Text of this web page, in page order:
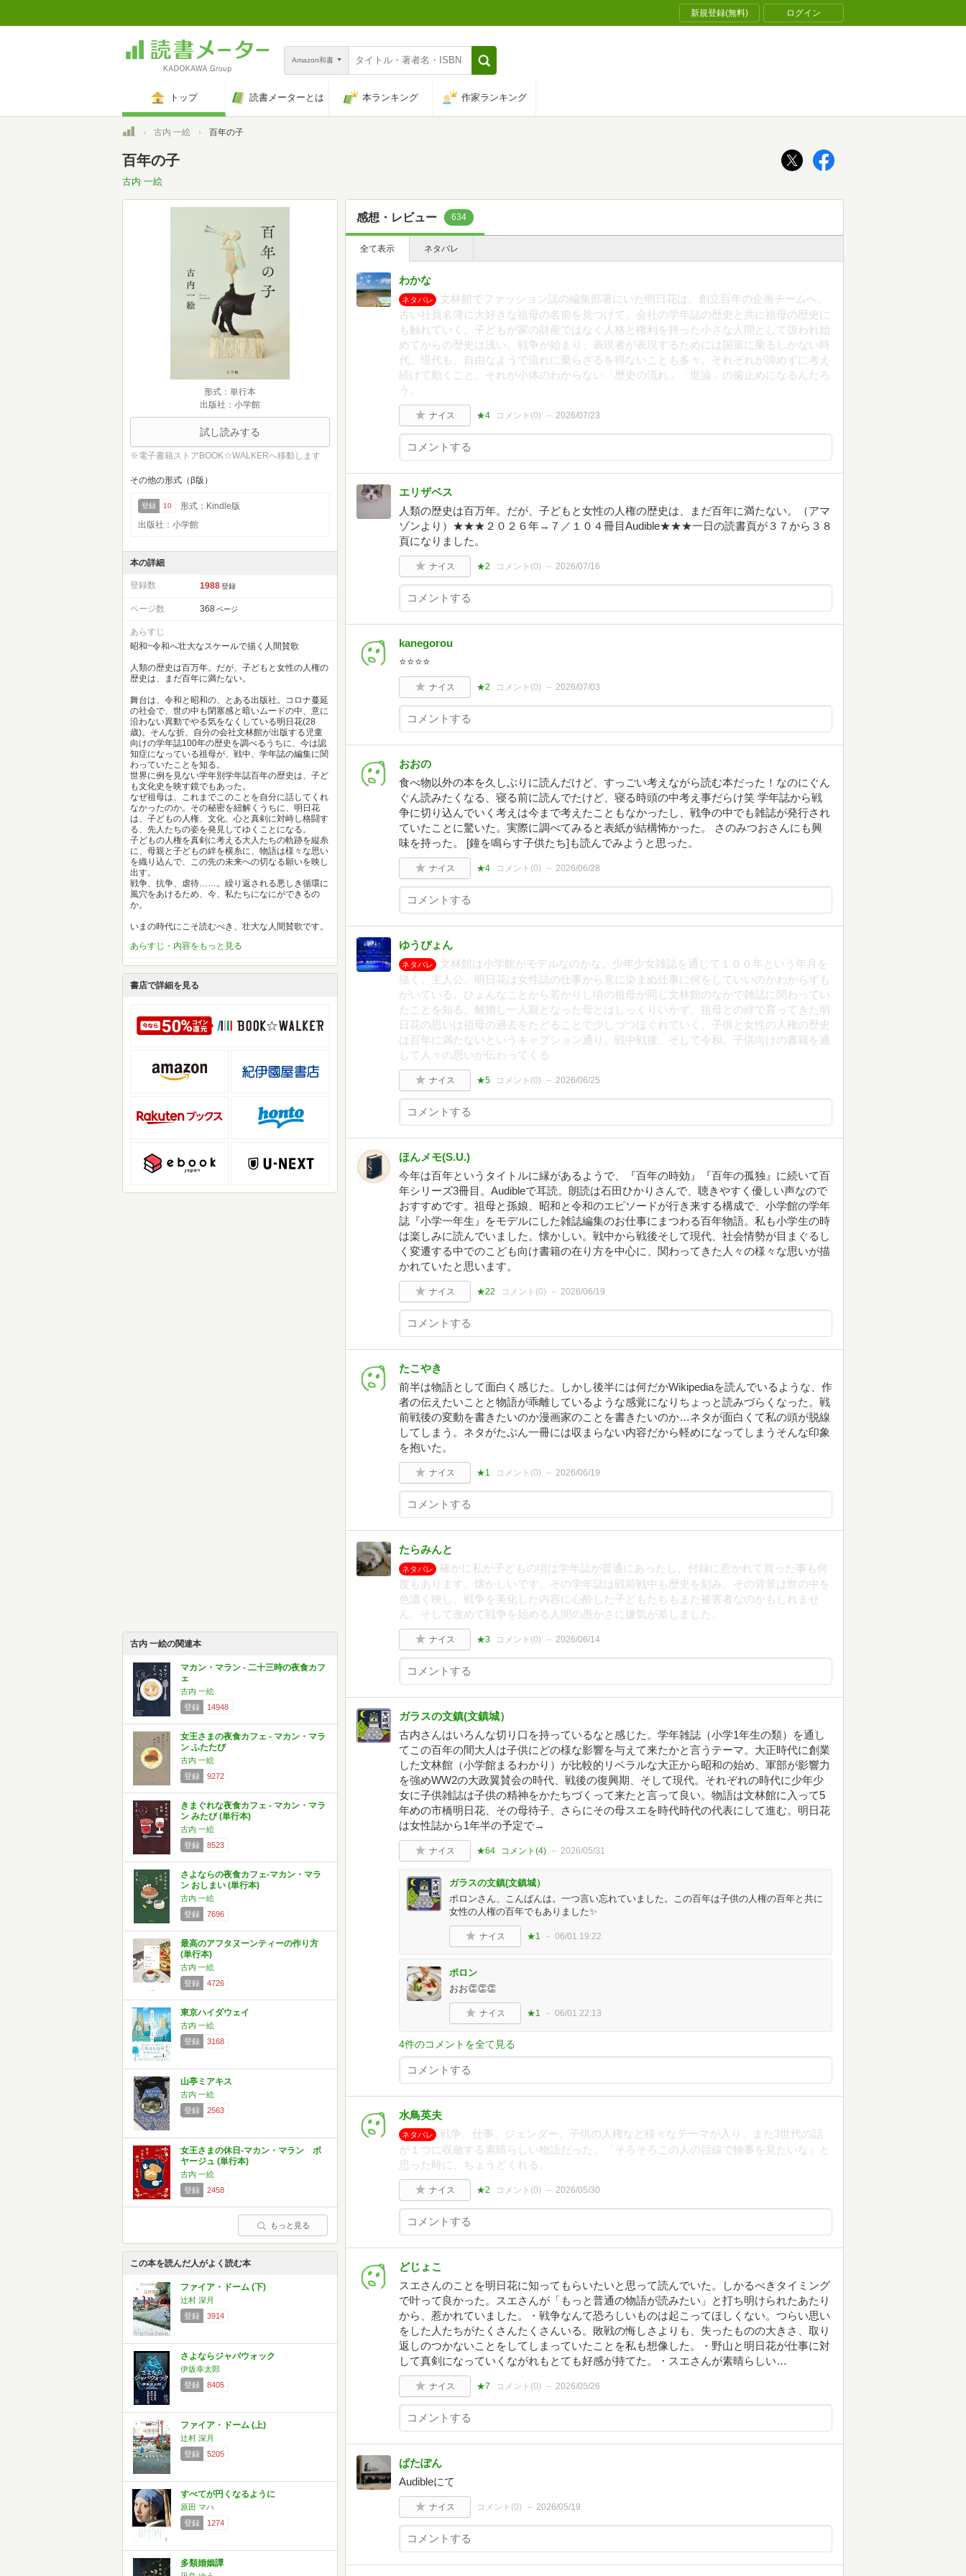
新規登録(無料) ログイン
Amazon和書
トップ 読書メーターとは 本ランキング 作家ランキング
トップ古内 一絵 百年の子
百年の子
古内 一絵
形式：単行本
出版社：小学館
試し読みする
※電子書籍ストアBOOK☆WALKERへ移動します
その他の形式（β版）
登録 10
形式：Kindle版
出版社：小学館
本の詳細
登録数 1988 登録
ページ数 368 ページ
あらすじ
昭和~令和へ壮大なスケールで描く人間賛歌
人類の歴史は百万年。だが、子どもと女性の人権の
歴史は、まだ百年に満たない。
舞台は、令和と昭和の、とある出版社。コロナ蔓延
の社会で、世の中も閉塞感と暗いムードの中、意に
沿わない異動でやる気をなくしている明日花(28
歳)。そんな折、自分の会社文林館が出版する児童
向けの学年誌100年の歴史を調べるうちに、今は認
知症になっている祖母が、戦中、学年誌の編集に関
わっていたことを知る。
世界に例を見ない学年別学年誌百年の歴史は、子ど
も文化史を映す鏡でもあった。
なぜ祖母は、これまでこのことを自分に話してくれ
なかったのか。その秘密を紐解くうちに、明日花
は、子どもの人権、文化、心と真剣に対峙し格闘す
る、先人たちの姿を発見してゆくことになる。
子どもの人権を真剣に考える大人たちの軌跡を縦糸
に、母親と子どもの絆を横糸に、物語は様々な思い
を織り込んで、この先の未来への切なる願いを映し
出す。
戦争、抗争、虐待……。繰り返される悪しき循環に
風穴をあけるため、今、私たちになにができるの
か。
いまの時代にこそ読むべき、壮大な人間賛歌です。
あらすじ・内容をもっと見る
書店で詳細を見る
古内 一絵の関連本
マカン・マラン - 二十三時の夜食カフ
ェ
古内 一絵
登録
14948
女王さまの夜食カフェ - マカン・マラ
ン ふたたび
古内 一絵
登録
9272
きまぐれな夜食カフェ - マカン・マラ
ン みたび (単行本)
古内 一絵
登録
8523
さよならの夜食カフェ-マカン・マラ
ン おしまい (単行本)
古内 一絵
登録
7696
最高のアフタヌーンティーの作り方
(単行本)
古内 一絵
登録
4726
東京ハイダウェイ
古内 一絵
登録
3168
山亭ミアキス
古内 一絵
登録
2563
女王さまの休日-マカン・マラン ボ
ヤージュ (単行本)
古内 一絵
登録
2458
もっと見る
この本を読んだ人がよく読む本
ファイア・ドーム (下)
辻村 深月
登録
3914
さよならジャバウォック
伊坂幸太郎
登録
8405
ファイア・ドーム (上)
辻村 深月
登録
5205
すべてが円くなるように
原田 マハ
登録
1274
多類婚姻譚
感想・レビュー 634
全て表示 ネタバレ
わかな
ネタバレ
文林館でファッション誌の編集部署にいた明日花は、創立百年の企画チームへ。
古い社員名簿に大好きな祖母の名前を見つけて、会社の学年誌の歴史と共に祖母の歴史に
も触れていく。子どもが家の財産ではなく人格と権利を持った小さな人間として扱われ始
めてからの歴史は浅い。戦争が始まり、表現者が表現するためには国策に乗るしかない時
代。現代も、自由なようで流れに乗らざるを得ないことも多々。それぞれが諦めずに考え
続けて動くこと、それが小体のわからない「歴史の流れ」「世論」の歯止めになるんだろ
う。
ナイス ★4 コメント(0) 2026/07/23
エリザベス
人類の歴史は百万年。だが、子どもと女性の人権の歴史は、まだ百年に満たない。（アマ
ゾンより）★★★２０２６年→７／１０４冊目Audible★★★一日の読書頁が３７から３８
頁になりました。
ナイス ★2 コメント(0) 2026/07/16
kanegorou
⭐️⭐️⭐️⭐️
ナイス ★2 コメント(0) 2026/07/03
おおの
食べ物以外の本を久しぶりに読んだけど、すっごい考えながら読む本だった！なのにぐん
ぐん読みたくなる、寝る前に読んでたけど、寝る時頭の中考え事だらけ笑 学年誌から戦
争に切り込んでいく考えは今まで考えたこともなかったし、戦争の中でも雑誌が発行され
ていたことに驚いた。実際に調べてみると表紙が結構怖かった。 さのみつおさんにも興
味を持った。 [鐘を鳴らす子供たち]も読んでみようと思った。
ナイス ★4 コメント(0) 2026/06/28
ゆうぴょん
ネタバレ
文林館は小学館がモデルなのかな。少年少女雑誌を通じて１００年という年月を
描く。主人公、明日花は女性誌の仕事から意に染まぬ仕事に何をしていいのかわからずも
がいている。ひょんなことから若かりし頃の祖母が同じ文林館のなかで雑誌に関わってい
たことを知る。離婚し一人親となった母とはしっくりいかず、祖母との絆で育ってきた明
日花の思いは祖母の過去をたどることで少しづつほぐれていく。子供と女性の人権の歴史
は百年に満たないというキャプション通り。戦中戦後、そして令和。子供向けの書籍を通
して人々の思いが伝わってくる
ナイス ★5 コメント(0) 2026/06/25
ほんメモ(S.U.)
今年は百年というタイトルに縁があるようで、『百年の時効』『百年の孤独』に続いて百
年シリーズ3冊目。Audibleで耳読。朗読は石田ひかりさんで、聴きやすく優しい声なので
おすすめです。祖母と孫娘、昭和と令和のエピソードが行き来する構成で、小学館の学年
誌『小学一年生』をモデルにした雑誌編集のお仕事にまつわる百年物語。私も小学生の時
は楽しみに読んでいました。懐かしい。戦中から戦後そして現代、社会情勢が目まぐるし
く変遷する中でのこども向け書籍の在り方を中心に、関わってきた人々の様々な思いが描
かれていたと思います。
ナイス ★22 コメント(0) 2026/06/19
たこやき
前半は物語として面白く感じた。しかし後半には何だかWikipediaを読んでいるような、作
者の伝えたいことと物語が乖離しているような感覚になりちょっと読みづらくなった。戦
前戦後の変動を書きたいのか漫画家のことを書きたいのか…ネタが面白くて私の頭が脱線
してしまう。ネタがたぶん一冊には収まらない内容だから軽めになってしまうそんな印象
を抱いた。
ナイス ★1 コメント(0) 2026/06/19
たらみんと
ネタバレ
確かに私が子どもの頃は学年誌が普通にあったし、付録に惹かれて買った事も何
度もあります。懐かしいです。その学年誌は戦前戦中も歴史を刻み、その背景は世の中を
色濃く映し、戦争を美化した内容に心酔した子どもたちもまた被害者なのかもしれませ
ん。そして改めて戦争を始める人間の愚かさに嫌気が差しました。
ナイス ★3 コメント(0) 2026/06/14
ガラスの文鎮(文鎮城）
古内さんはいろんな切り口を持っているなと感じた。学年雑誌（小学1年生の類）を通し
てこの百年の間大人は子供にどの様な影響を与えて来たかと言うテーマ。大正時代に創業
した文林館（小学館まるわかり）が比較的リベラルな大正から昭和の始め、軍部が影響力
を強めWW2の大政翼賛会の時代、戦後の復興期、そして現代。それぞれの時代に少年少
女に子供雑誌は子供の精神をかたちづくって来たと言って良い。物語は文林館に入って5
年めの市橋明日花、その母待子、さらにその母スエを時代時代の代表にして進む。明日花
は女性誌から1年半の予定で→
ナイス ★64 コメント(4) 2026/05/31
ガラスの文鎮(文鎮城）
ポロンさん、こんばんは。一つ言い忘れていました。この百年は子供の人権の百年と共に
女性の人権の百年でもありました✨
ナイス ★1 06/01 19:22
ポロン
おお👏👏👏
ナイス ★1 06/01 22:13
4件のコメントを全て見る
水鳥英夫
ネタバレ
戦争、仕事、ジェンダー、子供の人権など様々なテーマが入り、また3世代の話
が１つに収斂する素晴らしい物語だった。「そろそろこの人の目線で物事を見たいな」と
思った時に、ちょうどくれる。
ナイス ★2 コメント(0) 2026/05/30
どじょこ
スエさんのことを明日花に知ってもらいたいと思って読んでいた。しかるべきタイミング
で叶って良かった。スエさんが「もっと普通の物語が読みたい」と打ち明けられたあたり
から、惹かれていました。・戦争なんて恐ろしいものは起こってほしくない。つらい思い
をした人たちがたくさんたくさんいる。敗戦の悔しさよりも、失ったものの大きさ、取り
返しのつかないことをしてしまっていたことを私も想像した。・野山と明日花が仕事に対
して真剣になっていくながれもとても好感が持てた。・スエさんが素晴らしい…
ナイス ★7 コメント(0) 2026/05/26
ぱたぽん
Audibleにて
ナイス コメント(0) 2026/05/19